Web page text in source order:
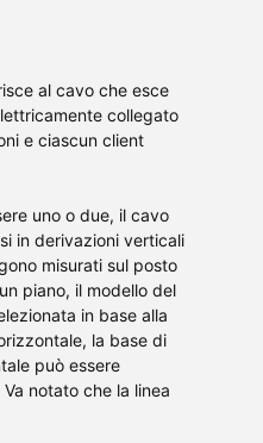
al cavo che esce
collegato
e ciascun client
uno o due, il cavo
in derivazioni verticali
misurati sul posto
piano, il modello del
in base alla
la base di
può essere
notato che la linea